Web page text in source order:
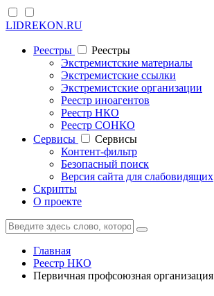
LIDREKON.RU
Реестры
Реестры
Экстремистские материалы
Экстремистские ссылки
Экстремистские организации
Реестр иноагентов
Реестр НКО
Реестр СОНКО
Cервисы
Cервисы
Контент-фильтр
Безопасный поиск
Версия сайта для слабовидящих
Скрипты
О проекте
Главная
Реестр НКО
Первичная профсоюзная организация